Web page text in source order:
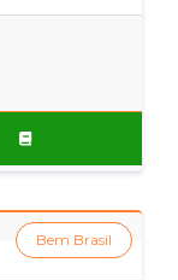
Bem Brasil